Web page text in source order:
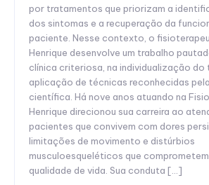
por tratamentos que priorizam a
dos sintomas e a recuperação da
paciente. Nesse contexto, o
Henrique desenvolve um trabalho
clínica criteriosa, na individualização do
aplicação de técnicas reconhecidas
científica. Há nove anos atuando na
Henrique direcionou sua carreira ao
pacientes que convivem com dores
limitações de movimento e distúrbios
musculoesqueléticos que
qualidade de vida. Sua conduta […]